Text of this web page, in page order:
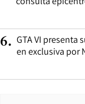
6. GTA VI presenta
en exclusiva por